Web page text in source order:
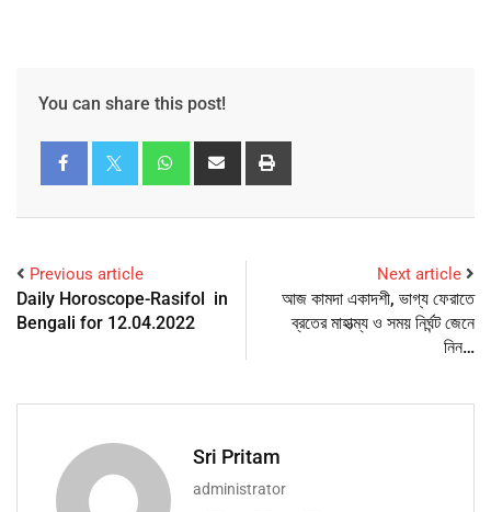
You can share this post!
Previous article
Daily Horoscope-Rasifol in
Bengali for 12.04.2022
Next article
আজ কামদা একাদশী, ভাগ্য ফেরাতে
ব্রতের মাহাত্ম্য ও সময় নির্ঘন্ট জেনে
নিন…
Sri Pritam
administrator